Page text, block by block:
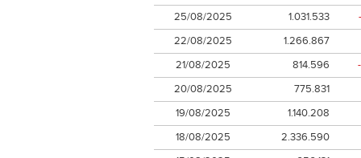
25/08/2025
1.031.533
22/08/2025
1.266.867
21/08/2025
814.596
20/08/2025
775.831
19/08/2025
1.140.208
18/08/2025
2.336.590